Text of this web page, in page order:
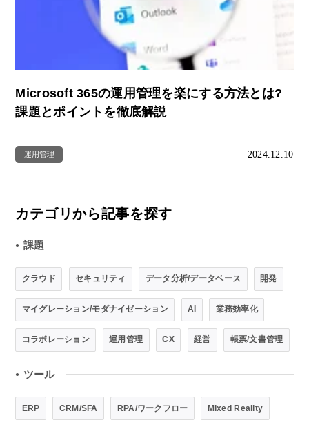
Microsoft 365の運用管理を楽にする方法とは?
課題とポイントを徹底解説
運用管理 2024.12.10
カテゴリから記事を探す
● 課題
クラウド セキュリティ データ分析/データベース 開発
マイグレーション/モダナイゼーション AI 業務効率化
コラボレーション 運用管理 CX 経営 帳票/文書管理
● ツール
ERP CRM/SFA RPA/ワークフロー Mixed Reality